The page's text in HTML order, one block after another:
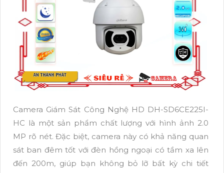
Camera Giám Sát Công Nghệ HD DH-SD6CE225I-
HC là một sản phẩm chất lượng với hình ảnh 2.0
MP rõ nét. Đặc biệt, camera này có khả năng quan
sát ban đêm tốt với đèn hồng ngoại có tầm xa lên
đến 200m, giúp bạn không bỏ lỡ bất kỳ chi tiết